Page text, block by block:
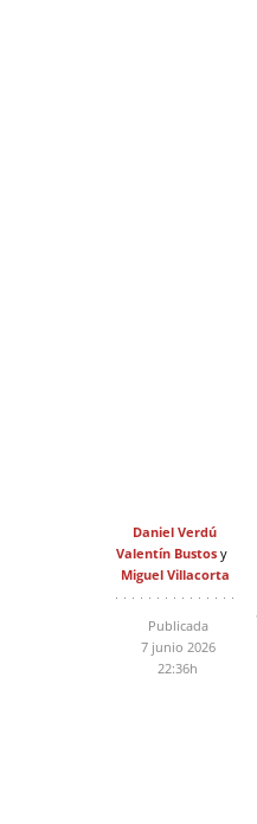
Daniel Verdú
Valentín Bustos
Miguel Villacorta
Publicada
7 junio 2026
22:36h